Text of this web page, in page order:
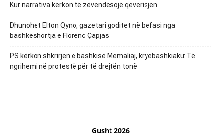
Kur narrativa kërkon të zëvendësojë qeverisjen
Dhunohet Elton Qyno, gazetari goditet në befasi nga
bashkëshortja e Florenc Çapjas
PS kërkon shkrirjen e bashkisë Memaliaj, kryebashkiaku: Të
ngrihemi në protestë për të drejtën tonë
Gusht 2026